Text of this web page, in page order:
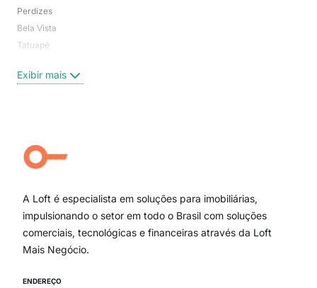
Perdizes
Bela Vista
Tatuapé
Centro
Campo Belo
Ipiranga
Paraíso
Itaim Bibi
Exibir mais
A Loft é especialista em soluções para imobiliárias,
impulsionando o setor em todo o Brasil com soluções
comerciais, tecnológicas e financeiras através da Loft
Mais Negócio.
ENDEREÇO